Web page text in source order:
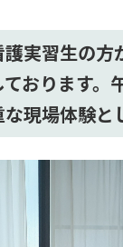
実習生の
おります
現場体験